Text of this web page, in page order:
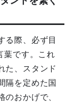
る際、必ず目
葉です。これ
た、スタンド
隔を定めた国
のおかげで、